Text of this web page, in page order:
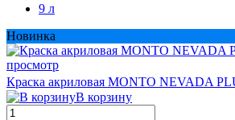
9 л
Новинка
просмотр
Краска акриловая MONTO NEVADA
В корзину